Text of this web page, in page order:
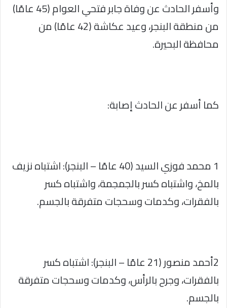
وأسفر الحادث عن وفاة جابر فتحي العوام (45 عامًا)
من منطقة البنجر، وعيد عكاشة (42 عامًا) من
محافظة البحيرة.
كما أسفر عن الحادث إصابة:
1 محمد فوزي السيد (40 عامًا – البنجر): اشتباه نزيف
بالمخ، واشتباه كسر بالجمجمة، واشتباه كسر
بالفقرات، وكدمات وسحجات متفرقة بالجسم.
2أحمد منصور (21 عامًا – البنجر): اشتباه كسر
بالفقرات، وجرح بالرأس، وكدمات وسحجات متفرقة
بالجسم.